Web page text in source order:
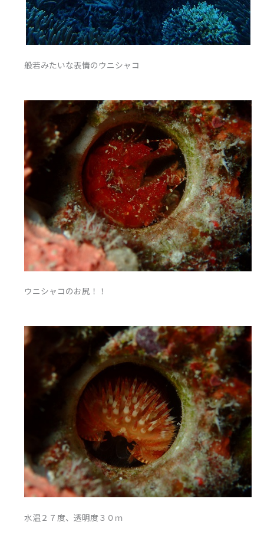
般若みたいな表情のウニシャコ
ウニシャコのお尻！！
水温２７度、透明度３０ｍ